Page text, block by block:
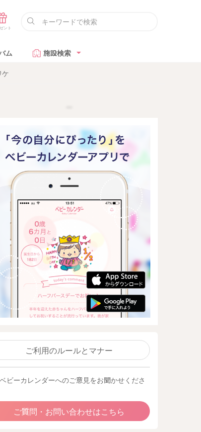
ム 施設検索
ご利用のルールとマナー
ベビーカレンダーへのご意見をお聞かせくださ
ご質問・お問い合わせはこちら